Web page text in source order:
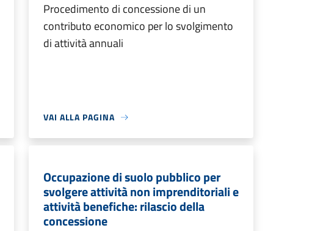
Procedimento di concessione di un
contributo economico per lo svolgimento
di attività annuali
VAI ALLA PAGINA
Occupazione di suolo pubblico per
svolgere attività non imprenditoriali e
attività benefiche: rilascio della
concessione